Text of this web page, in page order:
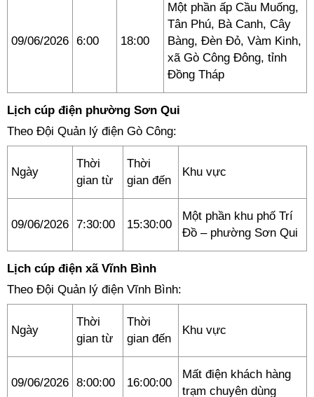
09/06/2026 6:00 18:00
Một phần ấp Cầu Muống,
Tân Phú, Bà Canh, Cây
Bàng, Đèn Đỏ, Vàm Kinh,
xã Gò Công Đông, tỉnh
Đồng Tháp
Lịch cúp điện phường Sơn Qui
Theo Đội Quản lý điện Gò Công:
Ngày
Thời
gian từ
Thời
gian đến
Khu vực
09/06/2026 7:30:00 15:30:00
Một phần khu phố Trí
Đồ – phường Sơn Qui
Lịch cúp điện xã Vĩnh Bình
Theo Đội Quản lý điện Vĩnh Bình:
Ngày
Thời
gian từ
Thời
gian đến
Khu vực
09/06/2026 8:00:00 16:00:00
Mất điện khách hàng
trạm chuyên dùng